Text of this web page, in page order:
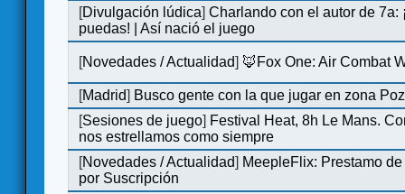
[Divulgación lúdica]Charlando con el autor de 7a:
puedas! | Así nació el juego
[Novedades / Actualidad] 🦊Fox One: Air Combat
[Madrid] Busco gente con la que jugar en zona
[Sesiones de juego] Festival Heat, 8h Le Mans.
nos estrellamos como siempre
[Novedades / Actualidad] MeepleFlix: Prestamo
por Suscripción